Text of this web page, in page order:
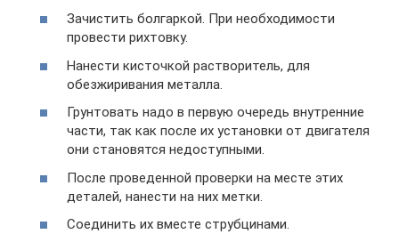
Зачистить болгаркой. При необходимости
провести рихтовку.
Нанести кисточкой растворитель, для
обезжиривания металла.
Грунтовать надо в первую очередь внутренние
части, так как после их установки от двигателя
они становятся недоступными.
После проведенной проверки на месте этих
деталей, нанести на них метки.
Соединить их вместе струбцинами.